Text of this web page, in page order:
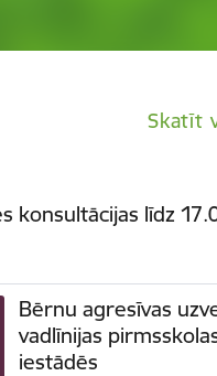
Skatīt
konsultācijas līdz
Bērnu agresīvas
vadlīnijas
iestādēs